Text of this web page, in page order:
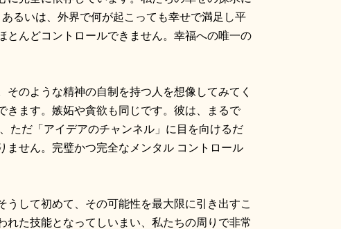
るいは、外界で何が起こっても幸せで満足し平
んどコントロールできません。幸福への唯一の
のような精神の自制を持つ人を想像してみてく
きます。嫉妬や貪欲も同じです。彼は、まるで
ただ「アイデアのチャンネル」に目を向けるだ
ません。完璧かつ完全なメンタル コントロール
して初めて、その可能性を最大限に引き出すこ
た技能となってしいまい、私たちの周りで非常